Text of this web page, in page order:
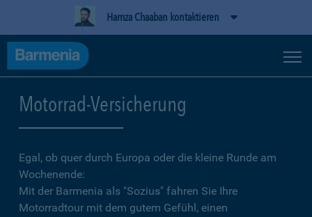
Hamza Chaaban kontaktieren
Motorrad-Versicherung
Egal, ob quer durch Europa oder die kleine Runde am
Wochenende:
Mit der Barmenia als "Sozius" fahren Sie Ihre
Motorradtour mit dem gutem Gefühl, einen